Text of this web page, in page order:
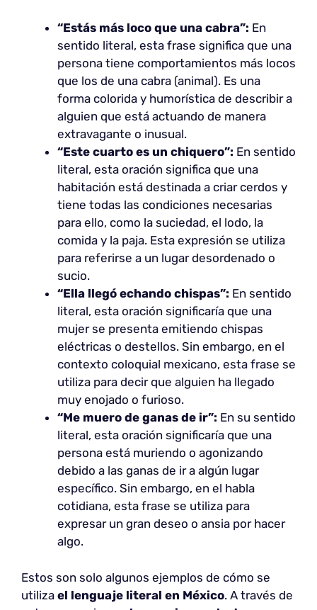
“Estás más loco que una cabra”: En
sentido literal, esta frase significa que una
persona tiene comportamientos más locos
que los de una cabra (animal). Es una
forma colorida y humorística de describir a
alguien que está actuando de manera
extravagante o inusual.
“Este cuarto es un chiquero”: En sentido
literal, esta oración significa que una
habitación está destinada a criar cerdos y
tiene todas las condiciones necesarias
para ello, como la suciedad, el lodo, la
comida y la paja. Esta expresión se utiliza
para referirse a un lugar desordenado o
sucio.
“Ella llegó echando chispas”: En sentido
literal, esta oración significaría que una
mujer se presenta emitiendo chispas
eléctricas o destellos. Sin embargo, en el
contexto coloquial mexicano, esta frase se
utiliza para decir que alguien ha llegado
muy enojado o furioso.
“Me muero de ganas de ir”: En su sentido
literal, esta oración significaría que una
persona está muriendo o agonizando
debido a las ganas de ir a algún lugar
específico. Sin embargo, en el habla
cotidiana, esta frase se utiliza para
expresar un gran deseo o ansia por hacer
algo.
Estos son solo algunos ejemplos de cómo se
utiliza el lenguaje literal en México. A través de